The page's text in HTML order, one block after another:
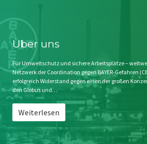
Kontakt
Impressum
Störfälle
Stichwort BAYER
Jahrestagung
SPENDEN
Über uns
Für Umweltschutz und sichere Arbeitsplätze –
Netzwerk der Coordination gegen BAYER-Gefahren
erfolgreich Widerstand gegen einen der großen
den Globus und…
Weiterlesen